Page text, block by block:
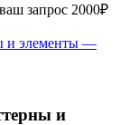
запрос 2000₽
и